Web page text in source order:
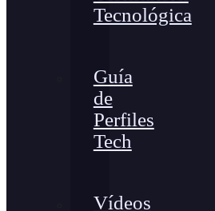
Tecnológica
Guía
de
Perfiles
Tech
Vídeos